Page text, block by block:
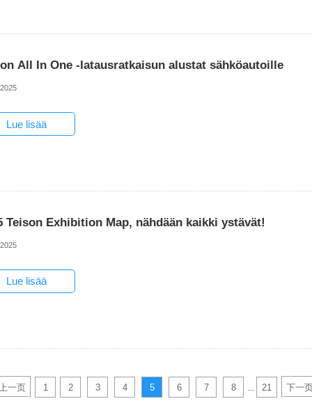
All In One -latausratkaisun alustat sähköautoille
Lue lisää
Teison Exhibition Map, nähdään kaikki ystävät!
Lue lisää
一页 1 2 3 4 5 6 7 8 21 下一